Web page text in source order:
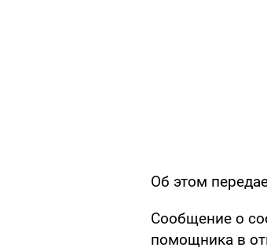
Об этом
Сообщение о
помощника в